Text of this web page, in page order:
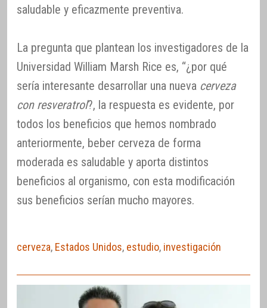
saludable y eficazmente preventiva.
La pregunta que plantean los investigadores de la
Universidad William Marsh Rice es, “¿por qué
sería interesante desarrollar una nueva cerveza
con resveratrol?, la respuesta es evidente, por
todos los beneficios que hemos nombrado
anteriormente, beber cerveza de forma
moderada es saludable y aporta distintos
beneficios al organismo, con esta modificación
sus beneficios serían mucho mayores.
cerveza, Estados Unidos, estudio, investigación